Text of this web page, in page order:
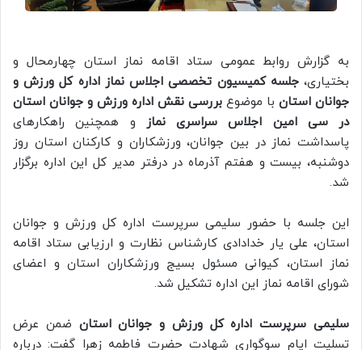
به گزارش روابط عمومی ستاد اقامه نماز استان چهارمحال و
بختیاری،جلسه کمیسیون تخصصی اجلاس نماز اداره کل ورزش و
جوانان استان با موضوع بررسی نقش اداره ورزش و جوانان استان
در سی امین اجلاس سراسری نماز و همچنین راهکارهای
پاسداشت نماز در بین جوانان، ورزشکاران و کارکنان استان روز
دوشنبه، بیست و هفتم آذرماه در درفتر مدیر کل این اداره برگزار
شد.
این جلسه با حضور سلیمی سرپرست اداره کل ورزش و جوانان
استان، علی یار خدادادی کارشناس نظارت و ارزیابی ستاد اقامه
نماز استان، کیوانی مسئول بسیج ورزشکاران استان و اعضای
شورای اقامه نماز این اداره تشکیل شد.
سلیمی سرپرست اداره کل ورزش و جوانان استان ضمن عرض
تسلیت ایام سوگواری شهادت حضرت فاطمه زهرا گفت: درباره